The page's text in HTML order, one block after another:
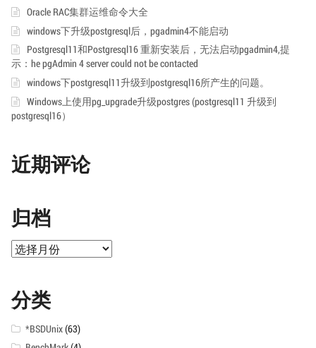
Oracle RAC集群运维命令大全
windows下升级postgresql后，pgadmin4不能启动
Postgresql11和Postgresql16 重新安装后，无法启动pgadmin4,提
示：he pgAdmin 4 server could not be contacted
windows下postgresql11升级到postgresql16所产生的问题。
Windows上使用pg_upgrade升级postgres (postgresql11 升级到
postgresql16）
近期评论
归档
归
分类
*BSDUnix(63)